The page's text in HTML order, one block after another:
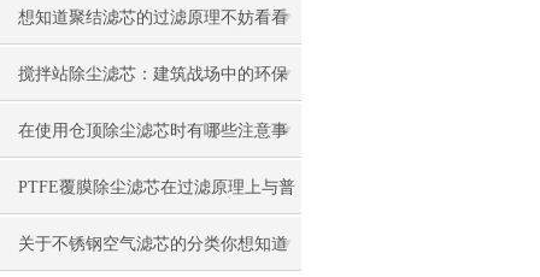
知道了
想知道聚结滤芯的过滤原理不妨看看
本篇吧
搅拌站除尘滤芯：建筑战场中的环保
卫士
在使用仓顶除尘滤芯时有哪些注意事
项呢
PTFE覆膜除尘滤芯在过滤原理上与普
通滤料的区别
关于不锈钢空气滤芯的分类你想知道